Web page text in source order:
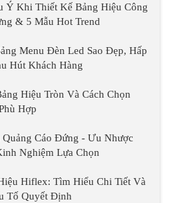
Ý Khi Thiết Kế Bảng Hiệu Công
& 5 Mẫu Hot Trend
Menu Đèn Led Sao Đẹp, Hấp
Hút Khách Hàng
Hiệu Tròn Và Cách Chọn
Hợp
Quảng Cáo Đứng - Ưu Nhược
Nghiệm Lựa Chọn
Hiflex: Tìm Hiểu Chi Tiết Và
Tố Quyết Định